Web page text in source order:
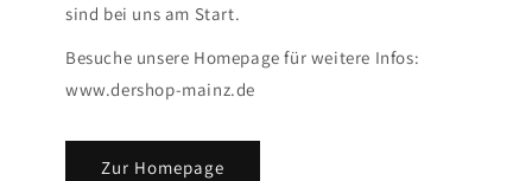
sind bei uns am Start.
Besuche unsere Homepage für weitere Infos:
www.dershop-mainz.de
Zur Homepage